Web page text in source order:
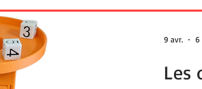
Les
9 avr. 6